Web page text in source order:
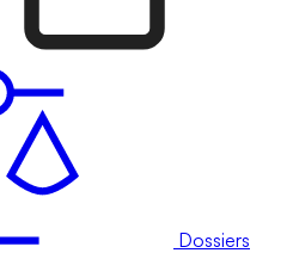
Dossiers